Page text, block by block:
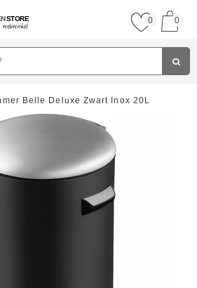
STORE 0 0
Belle Deluxe Zwart Inox 20L